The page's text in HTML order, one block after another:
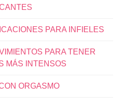
PARA INFIELES
PARA TENER
MÁS INTENSOS
ORGASMO